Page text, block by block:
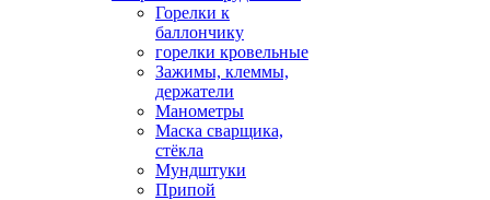
Горелки к
баллончику
горелки кровельные
Зажимы, клеммы,
держатели
Манометры
Маска сварщика,
стёкла
Мундштуки
Припой